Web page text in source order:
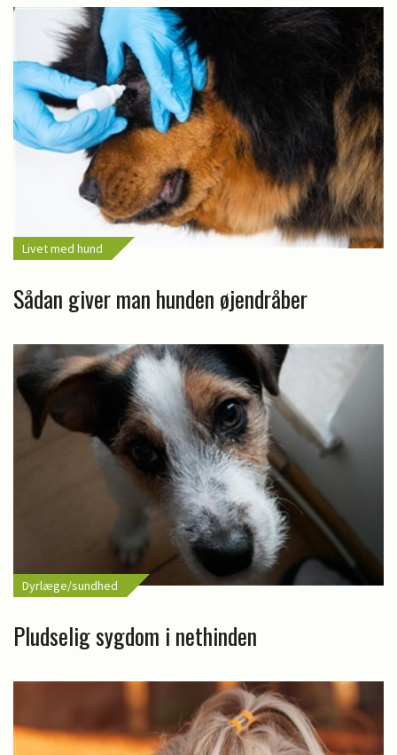
Livet med hund
Sådan giver man hunden øjendråber
Dyrlæge/sundhed
Pludselig sygdom i nethinden